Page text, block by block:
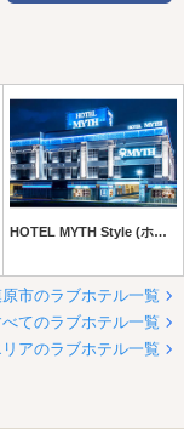
HOTEL MYTH Style (ホテル マイススタイル)
市のラブホテル一覧
てのラブホテル一覧
アのラブホテル一覧